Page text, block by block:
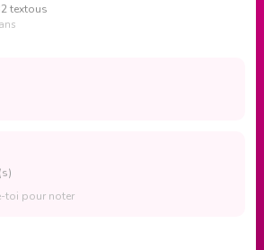
textous
toi pour noter